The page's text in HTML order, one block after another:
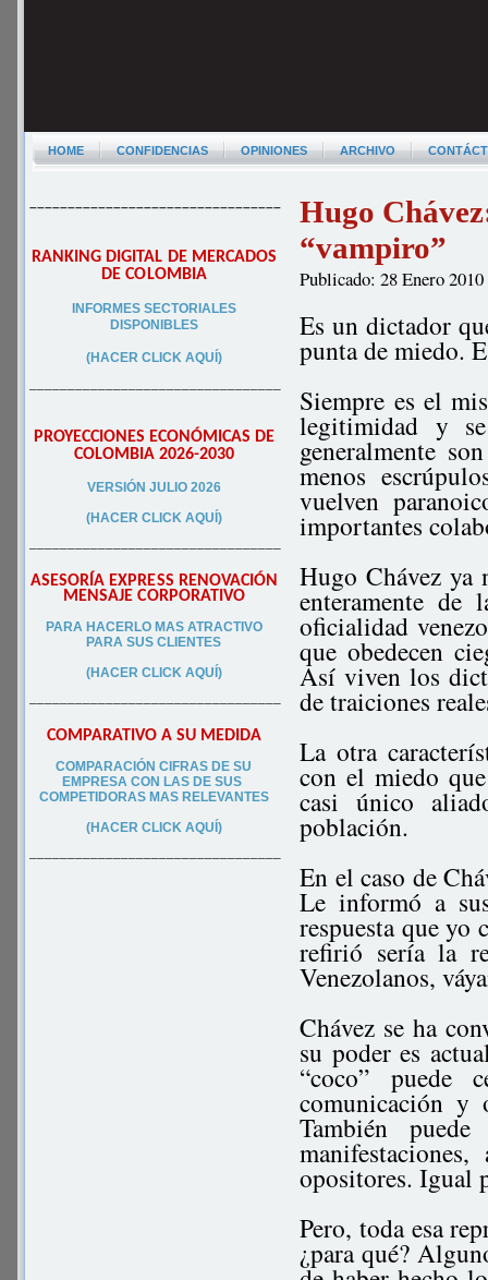
HOME CONFIDENCIAS OPINIONES ARCHIVO
–––––––––––––––––––––––––––––––––
RANKING DIGITAL DE MERCADOS
DE COLOMBIA
INFORMES SECTORIALES
DISPONIBLES
(HACER CLICK AQUÍ)
–––––––––––––––––––––––––––––––––
PROYECCIONES ECONÓMICAS DE
COLOMBIA 2026-2030
VERSIÓN JULIO 2026
(HACER CLICK AQUÍ)
–––––––––––––––––––––––––––––––––
ASESORÍA EXPRESS RENOVACIÓN
MENSAJE CORPORATIVO
PARA HACERLO MAS ATRACTIVO
PARA SUS CLIENTES
(HACER CLICK AQUÍ)
–––––––––––––––––––––––––––––––––
COMPARATIVO A SU MEDIDA
COMPARACIÓN CIFRAS DE SU
EMPRESA CON LAS DE SUS
COMPETIDORAS MAS RELEVANTES
(HACER CLICK AQUÍ)
–––––––––––––––––––––––––––––––––
Hugo
“vampiro”
Publicado: 28 Enero 2010
Es un dictador
punta de miedo.
Siempre es el
legitimidad y
generalmente
menos
vuelven
importantes
Hugo Chávez ya
enteramente de
oficialidad
que obedecen
Así viven los
de traiciones
La otra
con el miedo
casi único
población.
En el caso de
Le informó a
respuesta que yo
refirió sería la
Venezolanos,
Chávez se ha
su poder es
“coco” puede
comunicación y
También
opositores. Igual
Pero, toda esa
¿para qué?